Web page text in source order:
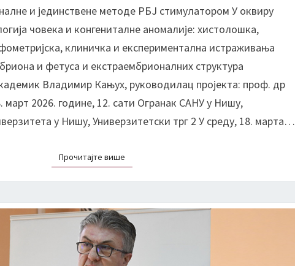
в
а
:
п
р
о
д
р
у
л
и
ј
и јединствене методе РБЈ стимулатором У оквиру
човека и конгениталне аномалије: хистолошка,
клиничка и експериментална истраживања
и фетуса и екстраембрионалних структура
Владимир Кањух, руководилац пројекта: проф. др
2026. године, 12. сати Огранак САНУ у Нишу,
у Нишу, Универзитетски трг 2 У среду, 18. марта…
Прочитајте више